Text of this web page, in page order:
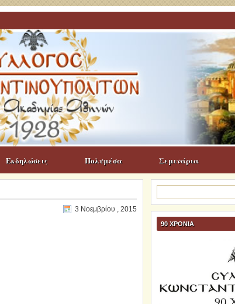
Εκδηλώσεις Πολυμέσα Σεμινάρια
3 Νοεμβρίου , 2015
για:
90 ΧΡΟΝΙΑ